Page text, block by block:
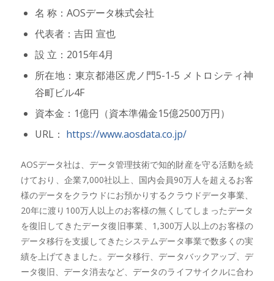
名 称：AOSデータ株式会社
代表者：吉田 宣也
設 立：2015年4月
所在地：東京都港区虎ノ門5-1-5 メトロシティ神
谷町ビル4F
資本金：1億円（資本準備金15億2500万円）
URL： https://www.aosdata.co.jp/
AOSデータ社は、データ管理技術で知的財産を守る活動を続
けており、企業7,000社以上、国内会員90万人を超えるお客
様のデータをクラウドにお預かりするクラウドデータ事業、
20年に渡り100万人以上のお客様の無くしてしまったデータ
を復旧してきたデータ復旧事業、1,300万人以上のお客様の
データ移行を支援してきたシステムデータ事業で数多くの実
績を上げてきました。データ移行、データバックアップ、デ
ータ復旧、データ消去など、データのライフサイクルに合わ